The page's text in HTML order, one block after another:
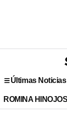
Últimas Noticias
ROMINA